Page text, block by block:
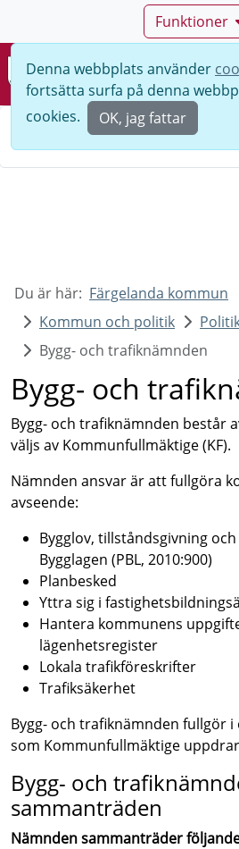
Funktioner
Denna webbplats använder
fortsätta surfa på denna
cookies.
OK, jag fattar
Du är här: Färgelanda kommun
Kommun och politik
Bygg- och trafiknämnden
Bygg- och
Bygg- och trafiknämnden består
väljs av Kommunfullmäktige (KF).
Nämnden ansvar är att fullgöra
avseende:
Bygglov, tillståndsgivning
Bygglagen (PBL, 2010:900)
Planbesked
Yttra sig i
Hantera kommunens
lägenhetsregister
Lokala trafikföreskrifter
Trafiksäkerhet
Bygg- och trafiknämnden fullgör
som Kommunfullmäktige
Bygg- och
sammanträden
Nämnden sammanträder